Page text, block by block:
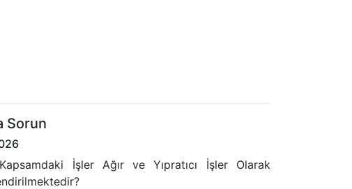
Sorun
İşler Ağır ve Yıpratıcı İşler Olarak